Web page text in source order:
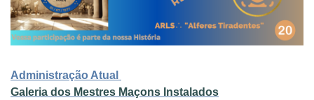
Administração Atual
Galeria dos Mestres Maçons Instalados